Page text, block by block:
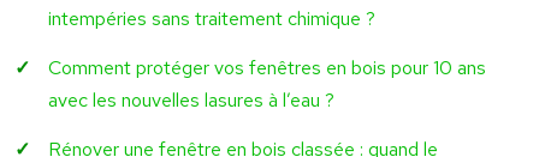
intempéries sans traitement chimique ?
Comment protéger vos fenêtres en bois pour 10 ans
avec les nouvelles lasures à l’eau ?
Rénover une fenêtre en bois classée : quand le